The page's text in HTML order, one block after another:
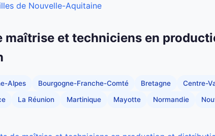
de Nouvelle-Aquitaine
maîtrise et techniciens en
Alpes Bourgogne-Franche-Comté Bretagne Centre-
La Réunion Martinique Mayotte Normandie